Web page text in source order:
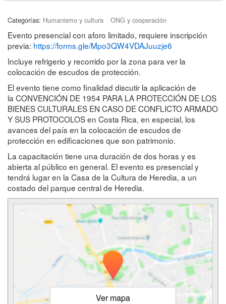
Categorías: Humanismo y cultura ONG y cooperación
Evento presencial con aforo limitado, requiere inscripción
previa: https://forms.gle/Mpo3QW4VDAJuuzje6
Incluye refrigerio y recorrido por la zona para ver la
colocación de escudos de protección.
El evento tiene como finalidad discutir la aplicación de
la CONVENCIÓN DE 1954 PARA LA PROTECCIÓN DE LOS
BIENES CULTURALES EN CASO DE CONFLICTO ARMADO
Y SUS PROTOCOLOS en Costa Rica, en especial, los
avances del país en la colocación de escudos de
protección en edificaciones que son patrimonio.
La capacitación tiene una duración de dos horas y es
abierta al público en general. El evento es presencial y
tendrá lugar en la Casa de la Cultura de Heredia, a un
costado del parque central de Heredia.
Ver mapa